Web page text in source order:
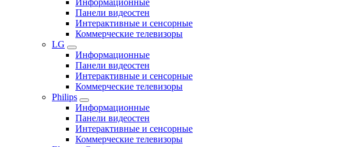
Панели видеостен
Интерактивные и сенсорные
Коммерческие телевизоры
LG
Информационные
Панели видеостен
Интерактивные и сенсорные
Коммерческие телевизоры
Philips
Информационные
Панели видеостен
Интерактивные и сенсорные
Коммерческие телевизоры